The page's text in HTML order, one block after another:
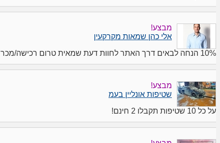
מבצע!
אלי כהן שמאות מקרקעין
10% הנחה לבאים דרך האתר לחוות דעת שמאית טרום רכישה/מכר
מבצע!
שטיפות אונליין בעמ
על כל 10 שטיפות תקבלו 2 חינם!